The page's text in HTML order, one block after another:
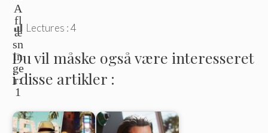
A
fl
æ
sn
in
ge
r:
1
Lectures :4
Du vil måske også være interesseret
i disse artikler :